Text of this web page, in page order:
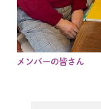
メンバーの皆さん